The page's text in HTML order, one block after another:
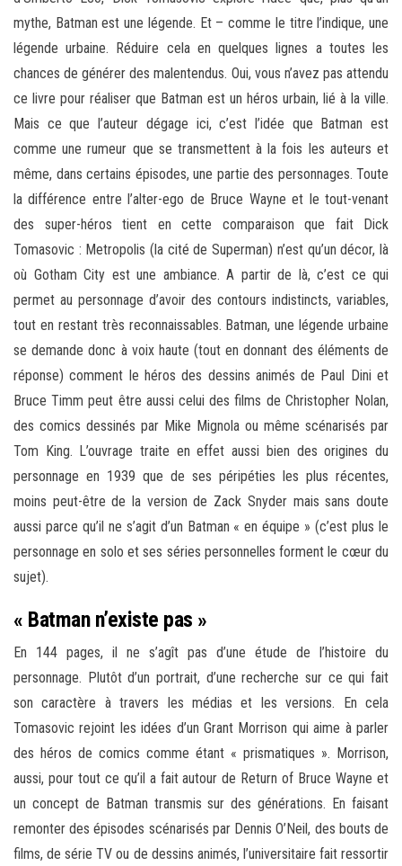
mythe, Batman est une légende. Et – comme le titre l’indique, une
légende urbaine. Réduire cela en quelques lignes a toutes les
chances de générer des malentendus. Oui, vous n’avez pas attendu
ce livre pour réaliser que Batman est un héros urbain, lié à la ville.
Mais ce que l’auteur dégage ici, c’est l’idée que Batman est
comme une rumeur que se transmettent à la fois les auteurs et
même, dans certains épisodes, une partie des personnages. Toute
la différence entre l’alter-ego de Bruce Wayne et le tout-venant
des super-héros tient en cette comparaison que fait Dick
Tomasovic : Metropolis (la cité de Superman) n’est qu’un décor, là
où Gotham City est une ambiance. A partir de là, c’est ce qui
permet au personnage d’avoir des contours indistincts, variables,
tout en restant très reconnaissables. Batman, une légende urbaine
se demande donc à voix haute (tout en donnant des éléments de
réponse) comment le héros des dessins animés de Paul Dini et
Bruce Timm peut être aussi celui des films de Christopher Nolan,
des comics dessinés par Mike Mignola ou même scénarisés par
Tom King. L’ouvrage traite en effet aussi bien des origines du
personnage en 1939 que de ses péripéties les plus récentes,
moins peut-être de la version de Zack Snyder mais sans doute
aussi parce qu’il ne s’agit d’un Batman « en équipe » (c’est plus le
personnage en solo et ses séries personnelles forment le cœur du
sujet).
« Batman n’existe pas »
En 144 pages, il ne s’agît pas d’une étude de l’histoire du
personnage. Plutôt d’un portrait, d’une recherche sur ce qui fait
son caractère à travers les médias et les versions. En cela
Tomasovic rejoint les idées d’un Grant Morrison qui aime à parler
des héros de comics comme étant « prismatiques ». Morrison,
aussi, pour tout ce qu’il a fait autour de Return of Bruce Wayne et
un concept de Batman transmis sur des générations. En faisant
remonter des épisodes scénarisés par Dennis O’Neil, des bouts de
films, de série TV ou de dessins animés, l’universitaire fait ressortir